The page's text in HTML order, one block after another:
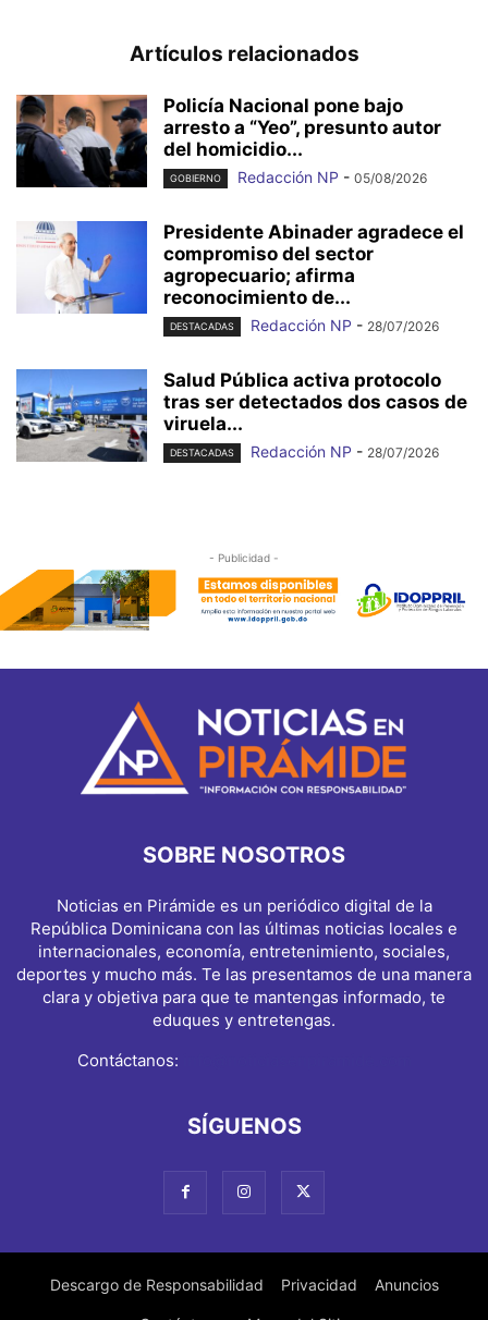
Artículos relacionados
Policía Nacional pone bajo
arresto a “Yeo”, presunto autor
del homicidio...
GOBIERNO Redacción NP - 05/08/2026
Presidente Abinader agradece el
compromiso del sector
agropecuario; afirma
reconocimiento de...
DESTACADAS Redacción NP - 28/07/2026
Salud Pública activa protocolo
tras ser detectados dos casos de
viruela...
DESTACADAS Redacción NP - 28/07/2026
- Publicidad -
SOBRE NOSOTROS
Noticias en Pirámide es un periódico digital de la
República Dominicana con las últimas noticias locales e
internacionales, economía, entretenimiento, sociales,
deportes y mucho más. Te las presentamos de una manera
clara y objetiva para que te mantengas informado, te
eduques y entretengas.
Contáctanos:
SÍGUENOS
Descargo de Responsabilidad Privacidad Anuncios